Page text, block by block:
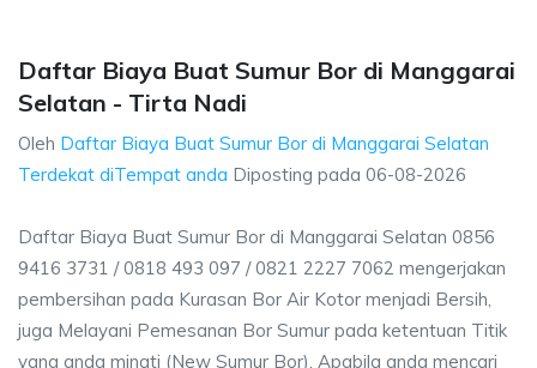
Daftar Biaya Buat Sumur Bor di Manggarai
Selatan - Tirta Nadi
Oleh Daftar Biaya Buat Sumur Bor di Manggarai Selatan
Terdekat diTempat anda Diposting pada 06-08-2026
Daftar Biaya Buat Sumur Bor di Manggarai Selatan 0856
9416 3731 / 0818 493 097 / 0821 2227 7062 mengerjakan
pembersihan pada Kurasan Bor Air Kotor menjadi Bersih,
juga Melayani Pemesanan Bor Sumur pada ketentuan Titik
yang anda minati (New Sumur Bor), Apabila anda mencari